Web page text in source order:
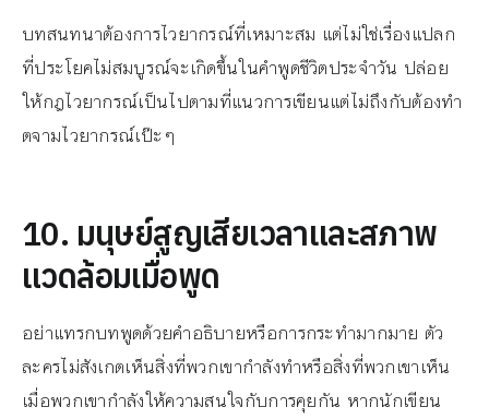
บทสนทนาต้องการไวยากรณ์ที่เหมาะสม แต่ไม่ใช่เรื่องแปลก
ที่ประโยคไม่สมบูรณ์จะเกิดขึ้นในคำพูดชีวิตประจำวัน ปล่อย
ให้กฎไวยากรณ์เป็นไปตามที่แนวการเขียนแต่ไม่ถึงกับต้องทำ
ตจามไวยากรณ์เป๊ะๆ
10. มนุษย์สูญเสียเวลาและสภาพ
แวดล้อมเมื่อพูด
อย่าแทรกบทพูดด้วยคำอธิบายหรือการกระทำมากมาย ตัว
ละครไม่สังเกตเห็นสิ่งที่พวกเขากำลังทำหรือสิ่งที่พวกเขาเห็น
เมื่อพวกเขากำลังให้ความสนใจกับการคุยกัน หากนักเขียน